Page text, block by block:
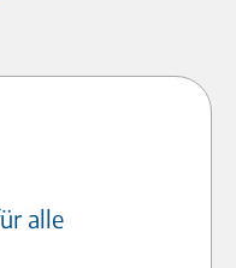
alle